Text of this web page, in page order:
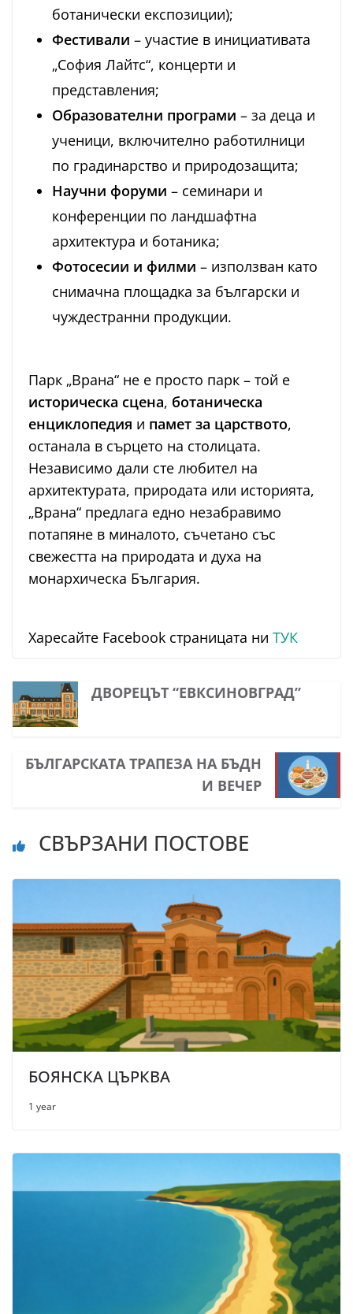
ботанически експозиции);
Фестивали – участие в инициативата
„София Лайтс“, концерти и
представления;
Образователни програми – за деца и
ученици, включително работилници
по градинарство и природозащита;
Научни форуми – семинари и
конференции по ландшафтна
архитектура и ботаника;
Фотосесии и филми – използван като
снимачна площадка за български и
чуждестранни продукции.
Парк „Врана“ не е просто парк – той е
историческа сцена, ботаническа
енциклопедия и памет за царството,
останала в сърцето на столицата.
Независимо дали сте любител на
архитектурата, природата или историята,
„Врана“ предлага едно незабравимо
потапяне в миналото, съчетано със
свежестта на природата и духа на
монархическа България.
Харесайте Facebook страницата ни ТУК
ДВОРЕЦЪТ “ЕВКСИНОВГРАД”
БЪЛГАРСКАТА ТРАПЕЗА НА БЪДН
И ВЕЧЕР
СВЪРЗАНИ ПОСТОВЕ
БОЯНСКА ЦЪРКВА
1 year